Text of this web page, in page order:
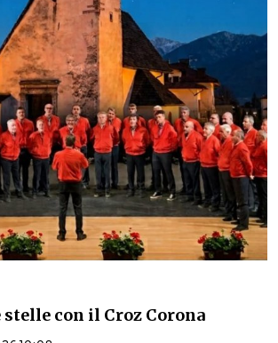
con il Croz Corona